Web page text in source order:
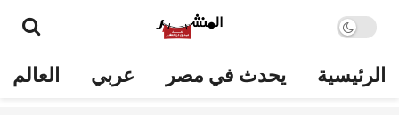
الرئيسية يحدث في مصر عربي العالم